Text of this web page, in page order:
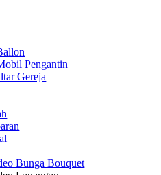
Pengantin
Gereja
Bunga Bouquet